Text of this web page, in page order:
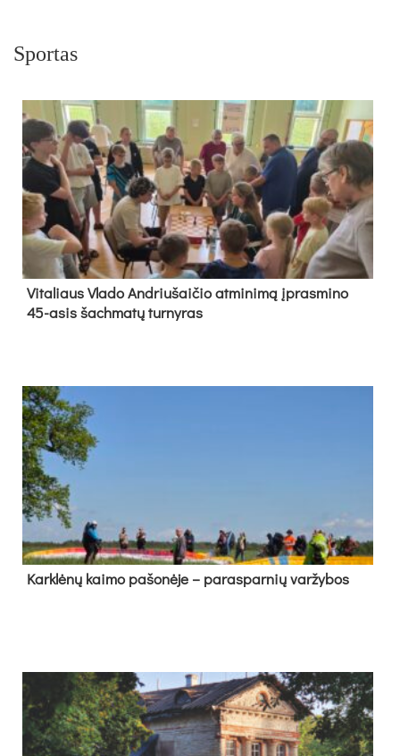
Sportas
Vi­ta­liaus Vla­do And­riu­šai­čio at­mi­ni­mą įpras­mi­no
45-asis šach­ma­tų tur­ny­ras
Kark­lė­nų kai­mo pa­šo­nė­je – pa­ras­par­nių var­žy­bos